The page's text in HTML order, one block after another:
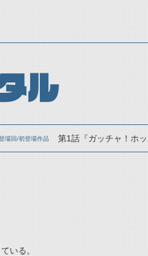
ル
場回/初登場作品 第1話『ガッチャ！ホ
いる。